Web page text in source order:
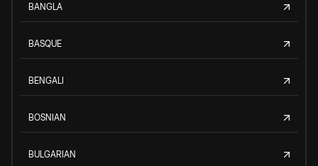
BANGLA
BASQUE
BENGALI
BOSNIAN
BULGARIAN